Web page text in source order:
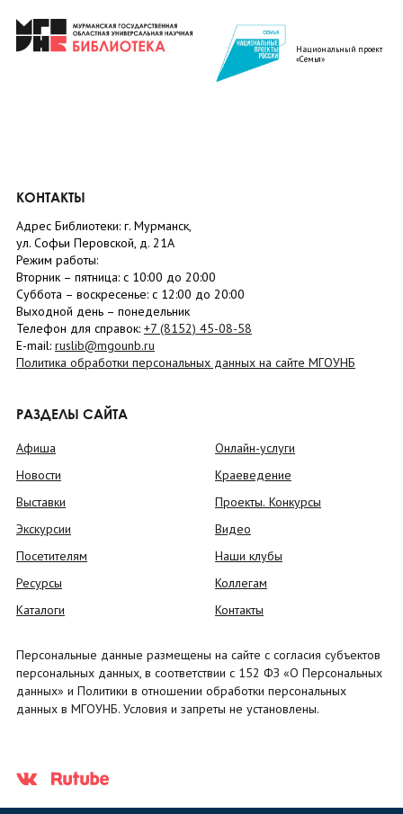
Национальный проект
«Семья»
КОНТАКТЫ
Адрес Библиотеки: г. Мурманск,
ул. Софьи Перовской, д. 21А
Режим работы:
Вторник – пятница: с 10:00 до 20:00
Суббота – воскресенье: c 12:00 до 20:00
Выходной день – понедельник
Телефон для справок: +7 (8152) 45-08-58
E-mail: ruslib@mgounb.ru
Политика обработки персональных данных на сайте МГОУНБ
РАЗДЕЛЫ САЙТА
Афиша
Новости
Выставки
Экскурсии
Посетителям
Ресурсы
Каталоги
Онлайн-услуги
Краеведение
Проекты. Конкурсы
Видео
Наши клубы
Коллегам
Контакты
Персональные данные размещены на сайте с согласия субъектов
персональных данных, в соответствии с 152 ФЗ «О Персональных
данных» и Политики в отношении обработки персональных
данных в МГОУНБ. Условия и запреты не установлены.